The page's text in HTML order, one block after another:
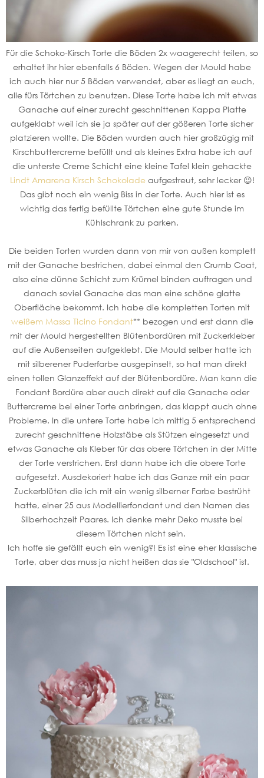
Für die Schoko-Kirsch Torte die Böden 2x waagerecht teilen, so
erhaltet ihr hier ebenfalls 6 Böden. Wegen der Mould habe
ich auch hier nur 5 Böden verwendet, aber es liegt an euch,
alle fürs Törtchen zu benutzen. Diese Torte habe ich mit etwas
Ganache auf einer zurecht geschnittenen Kappa Platte
aufgeklabt weil ich sie ja später auf der gößeren Torte sicher
platzieren wollte. Die Böden wurden auch hier großzügig mit
Kirschbuttercreme befüllt und als kleines Extra habe ich auf
die unterste Creme Schicht eine kleine Tafel klein gehackte
Lindt Amarena Kirsch Schokoladeaufgestreut, sehr lecker 😉!
Das gibt noch ein wenig Biss in der Torte. Auch hier ist es
wichtig das fertig befüllte Törtchen eine gute Stunde im
Kühlschrank zu parken.
Die beiden Torten wurden dann von mir von außen komplett
mit der Ganache bestrichen, dabei einmal den Crumb Coat,
also eine dünne Schicht zum Krümel binden auftragen und
danach soviel Ganache das man eine schöne glatte
Oberfläche bekommt. Ich habe die kompletten Torten mit
weißem Massa Ticino Fondant** bezogen und erst dann die
mit der Mould hergestellten Blütenbordüren mit Zuckerkleber
auf die Außenseiten aufgeklebt. Die Mould selber hatte ich
mit silberener Puderfarbe ausgepinselt, so hat man direkt
einen tollen Glanzeffekt auf der Blütenbordüre. Man kann die
Fondant Bordüre aber auch direkt auf die Ganache oder
Buttercreme bei einer Torte anbringen, das klappt auch ohne
Probleme. In die untere Torte habe ich mittig 5 entsprechend
zurecht geschnittene Holzstäbe als Stützen eingesetzt und
etwas Ganache als Kleber für das obere Törtchen in der Mitte
der Torte verstrichen. Erst dann habe ich die obere Torte
aufgesetzt. Ausdekoriert habe ich das Ganze mit ein paar
Zuckerblüten die ich mit ein wenig silberner Farbe bestrüht
hatte, einer 25 aus Modellierfondant und den Namen des
Silberhochzeit Paares. Ich denke mehr Deko musste bei
diesem Törtchen nicht sein.
Ich hoffe sie gefällt euch ein wenig?! Es ist eine eher klassische
Torte, aber das muss ja nicht heißen das sie "Oldschool" ist.